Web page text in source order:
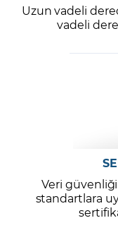
Uzun vadeli
vadeli
Veri güvenliği
standartlara